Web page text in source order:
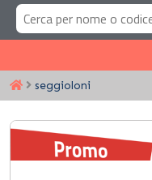
seggioloni